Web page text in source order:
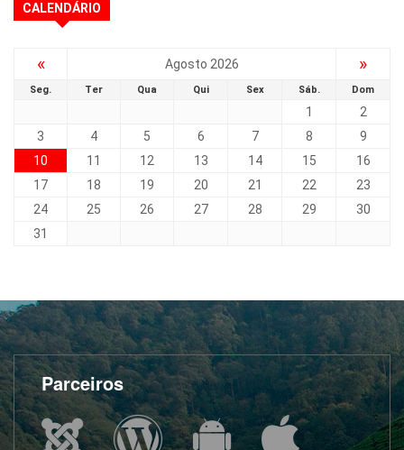
CALENDÁRIO
« Agosto 2026 »
Seg. Ter Qua Qui Sex Sáb. Dom
1
2
3
4 5 6 7 8
9
10
11 12 13 14 15
16
17
18 19 20 21 22
23
24
25 26 27 28 29
30
31
Parceiros